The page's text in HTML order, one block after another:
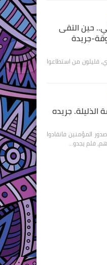
حين التقى
جريدة
قليلون من استطاعوا
الذليلة. جريده
المؤمنين فانقادوا
فلم يجدو…